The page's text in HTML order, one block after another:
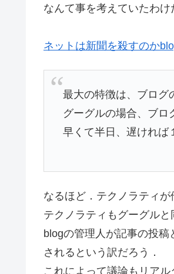
なんて事を考えていたわ
ネットは新聞を殺すのか
最大の特徴は、ブログ
グーグルの場合、ブロ
早くて半日、遅ければ
なるほど．テクノラティ
テクノラティもグーグル
blogの管理人が記事の投
されるという訳だろう．
これによって議論もリアル